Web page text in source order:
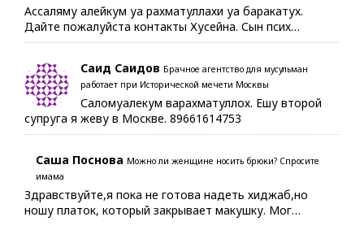
Ассаляму алейкум уа рахматуллахи уа баракатух.
Дайте пожалуйста контакты Хусейна. Сын псих…
Саид Саидов Брачное агентство для мусульман
работает при Исторической мечети Москвы
Саломуалекум варахматуллох. Ешу второй
супруга я жеву в Москве. 89661614753
Саша Поснова Можно ли женщине носить брюки? Спросите
имама
Здравствуйте,я пока не готова надеть хиджаб,но
ношу платок, который закрывает макушку. Мог…